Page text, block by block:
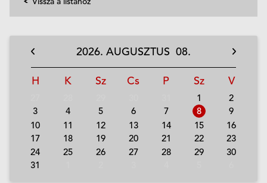
2026. AUGUSZTUS 08.
H K Sz Cs P Sz V
1
2
3
4 5 6 7 8
9
10
11 12 13 14 15
16
17
18 19 20 21 22
23
24
25 26 27 28 29
30
31